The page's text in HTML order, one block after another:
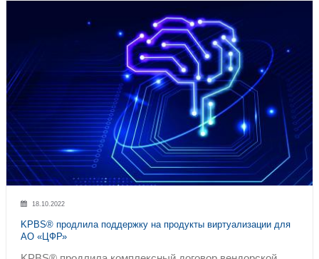
®
Привлекаем внешних специалистов к
профессионалов решают проблемы, тем
У нас есть приоритетный доступ к
запасных частей
Прямые поставки оборудования и
партнерский доступ к технологическим